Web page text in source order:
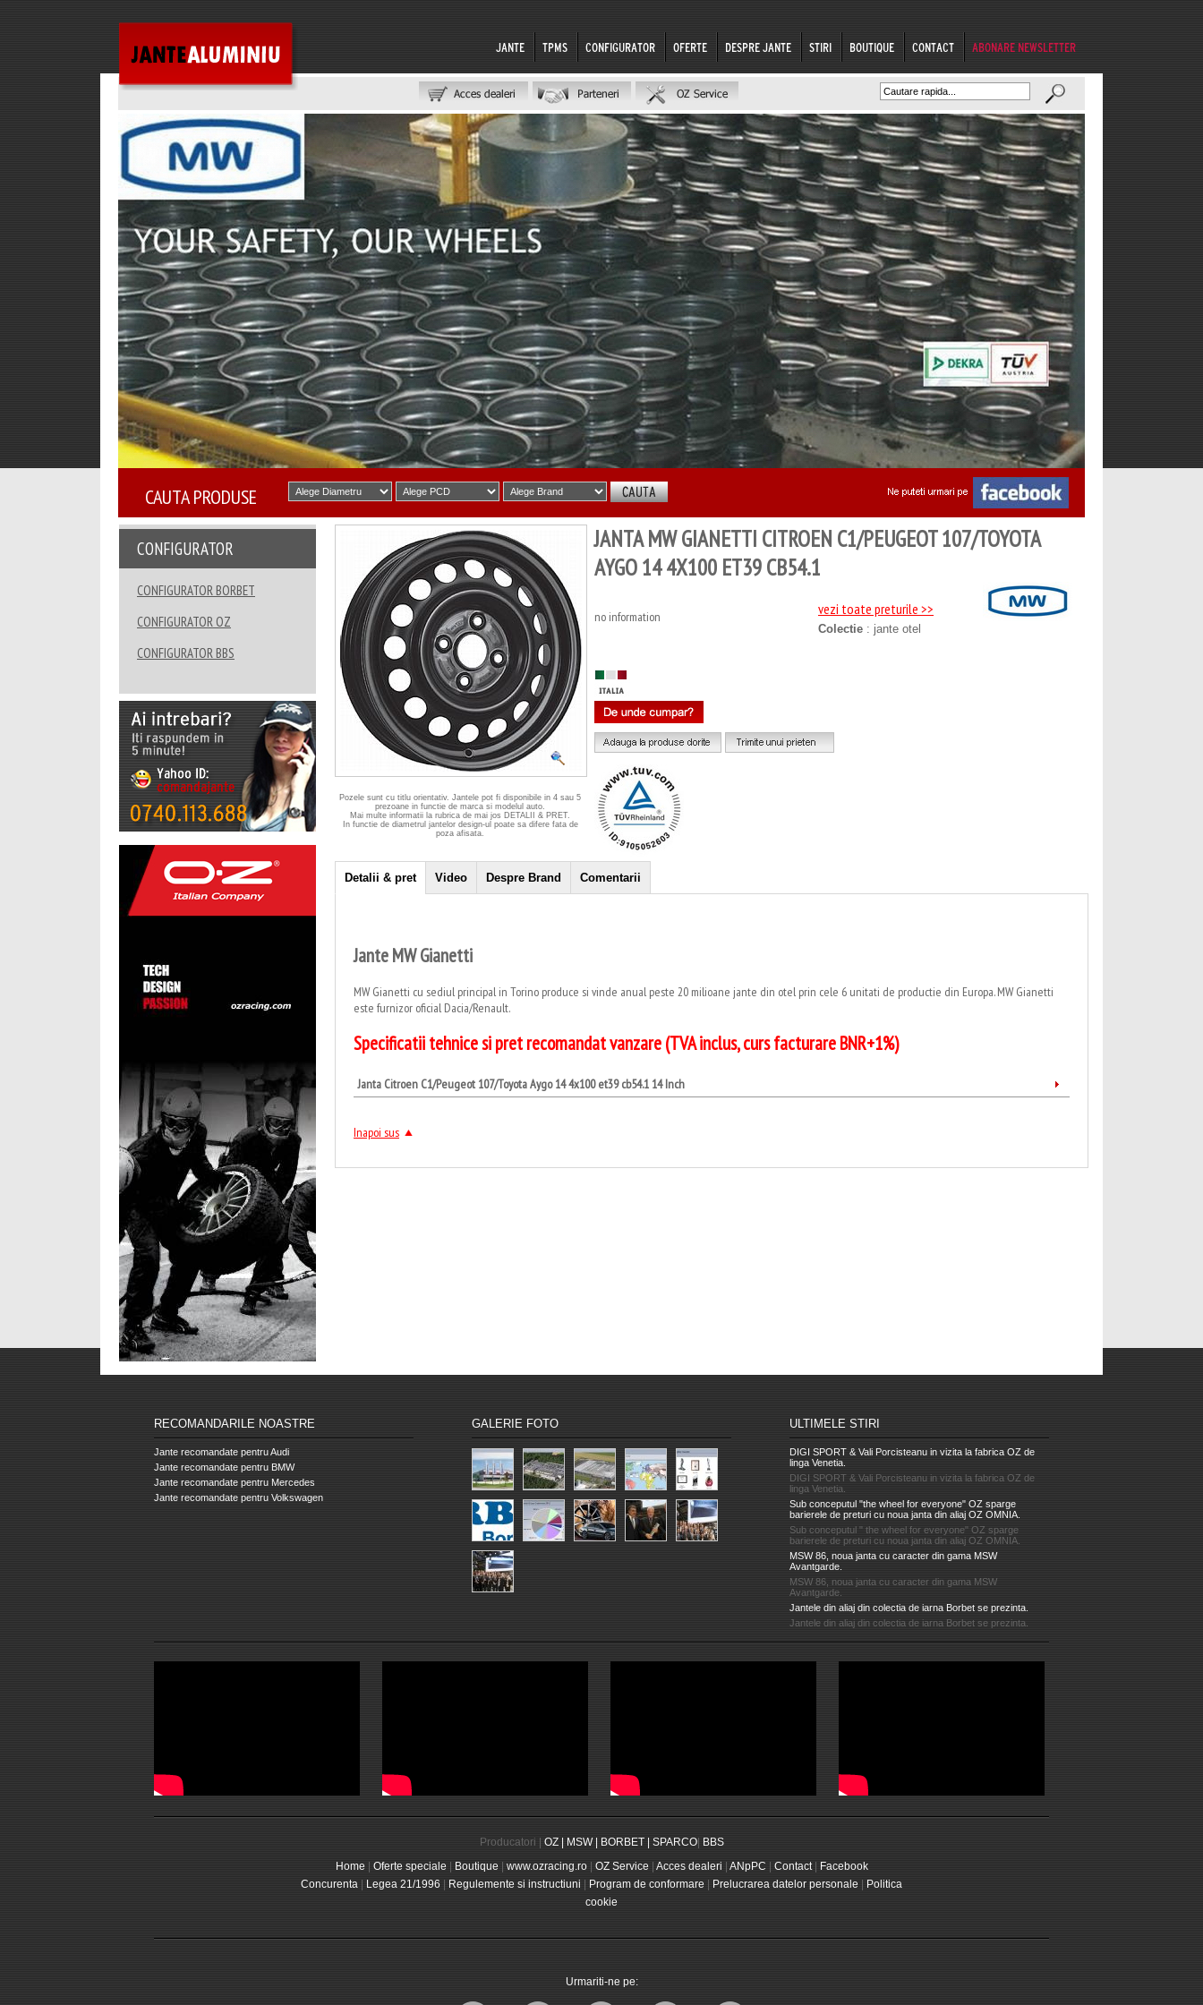
JANTE TPMS CONFIGURATOR OFERTE DESPRE JANTE STIRI BOUTIQUE CONTACT ABONARE NEWSLETTER
CAUTA PRODUSE
CONFIGURATOR
CONFIGURATOR BORBET
CONFIGURATOR OZ
CONFIGURATOR BBS
Pozele sunt cu titlu orientativ. Jantele pot fi disponibile in 4 sau 5
prezoane in functie de marca si modelul auto.
Mai multe informatii la rubrica de mai jos DETALII & PRET.
In functie de diametrul jantelor design-ul poate sa difere fata de
poza afisata.
JANTA MW GIANETTI CITROEN C1/PEUGEOT 107/TOYOTA
AYGO 14 4X100 ET39 CB54.1
vezi toate preturile >>
no information
Colectie : jante otel
Detalii & pret Video Despre Brand Comentarii
Jante MW Gianetti
MW Gianetti cu sediul principal in Torino produce si vinde anual peste 20 milioane jante din otel prin cele 6 unitati de productie din Europa. MW Gianetti
este furnizor oficial Dacia/Renault.
Specificatii tehnice si pret recomandat vanzare(TVA inclus, curs facturare BNR+1%)
Janta Citroen C1/Peugeot 107/Toyota Aygo 14 4x100 et39 cb54.1 14 Inch
Inapoi sus
RECOMANDARILE NOASTRE
Jante recomandate pentru Audi
Jante recomandate pentru BMW
Jante recomandate pentru Mercedes
Jante recomandate pentru Volkswagen
GALERIE FOTO ULTIMELE STIRI
DIGI SPORT & Vali Porcisteanu in vizita la fabrica OZ de
linga Venetia.
DIGI SPORT & Vali Porcisteanu in vizita la fabrica OZ de
linga Venetia.
Sub conceputul "the wheel for everyone" OZ sparge
barierele de preturi cu noua janta din aliaj OZ OMNIA.
Sub conceputul " the wheel for everyone" OZ sparge
barierele de preturi cu noua janta din aliaj OZ OMNIA.
MSW 86, noua janta cu caracter din gama MSW
Avantgarde.
MSW 86, noua janta cu caracter din gama MSW
Avantgarde.
Jantele din aliaj din colectia de iarna Borbet se prezinta.
Jantele din aliaj din colectia de iarna Borbet se prezinta.
Producatori | OZ | MSW | BORBET | SPARCO| BBS
Home| Oferte speciale| Boutique| www.ozracing.ro| OZ Service| Acces dealeri | ANpPC | Contact| Facebook
Concurenta | Legea 21/1996 | Regulemente si instructiuni | Program de conformare | Prelucrarea datelor personale | Politica
cookie
Urmariti-ne pe: